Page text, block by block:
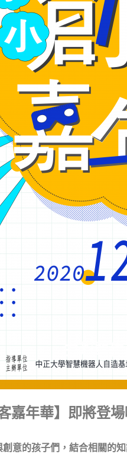
嘉年華】即將登
意的孩子們，結合相關的